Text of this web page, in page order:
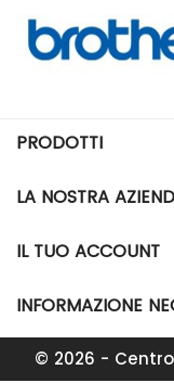
PRODOTTI
LA NOSTRA
IL TUO ACCOUNT
INFORMAZIONE
© 2026 -